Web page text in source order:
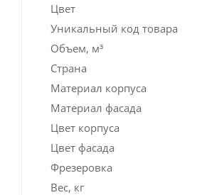
Цвет
Уникальный код товара
Объем, м³
Страна
Материал корпуса
Материал фасада
Цвет корпуса
Цвет фасада
Фрезеровка
Вес, кг